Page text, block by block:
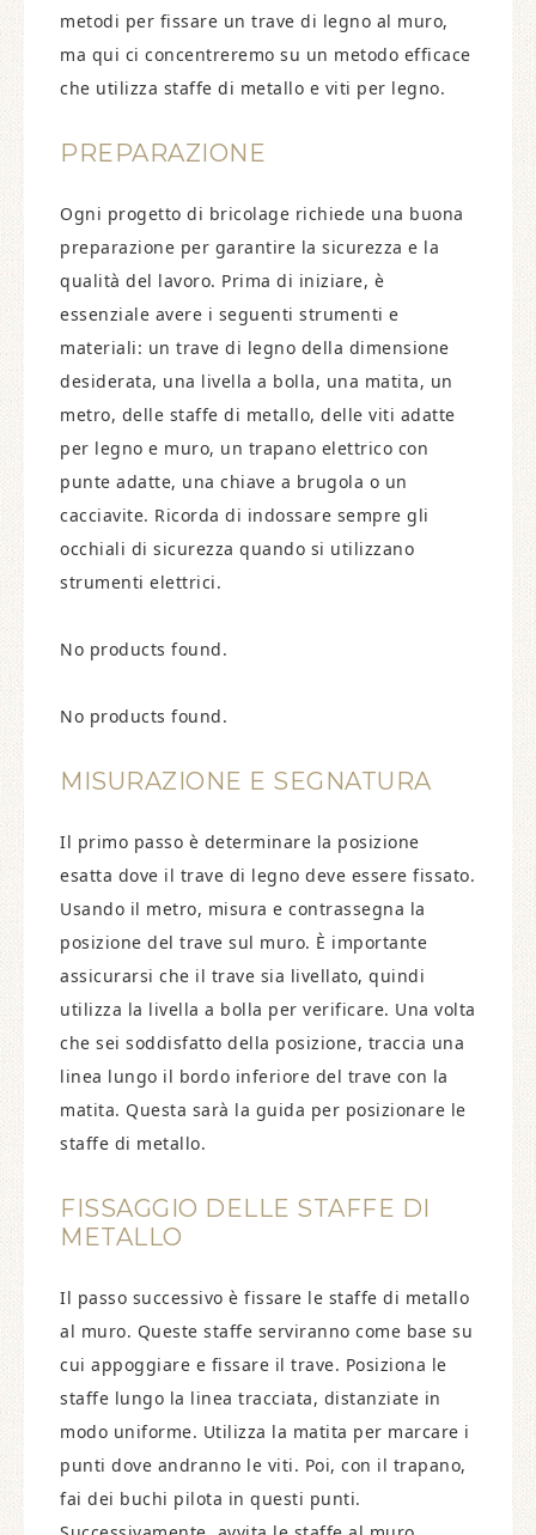
metodi per fissare un trave di legno al muro,
ma qui ci concentreremo su un metodo efficace
che utilizza staffe di metallo e viti per legno.
PREPARAZIONE
Ogni progetto di bricolage richiede una buona
preparazione per garantire la sicurezza e la
qualità del lavoro. Prima di iniziare, è
essenziale avere i seguenti strumenti e
materiali: un trave di legno della dimensione
desiderata, una livella a bolla, una matita, un
metro, delle staffe di metallo, delle viti adatte
per legno e muro, un trapano elettrico con
punte adatte, una chiave a brugola o un
cacciavite. Ricorda di indossare sempre gli
occhiali di sicurezza quando si utilizzano
strumenti elettrici.
No products found.
No products found.
MISURAZIONE E SEGNATURA
Il primo passo è determinare la posizione
esatta dove il trave di legno deve essere fissato.
Usando il metro, misura e contrassegna la
posizione del trave sul muro. È importante
assicurarsi che il trave sia livellato, quindi
utilizza la livella a bolla per verificare. Una volta
che sei soddisfatto della posizione, traccia una
linea lungo il bordo inferiore del trave con la
matita. Questa sarà la guida per posizionare le
staffe di metallo.
FISSAGGIO DELLE STAFFE DI
METALLO
Il passo successivo è fissare le staffe di metallo
al muro. Queste staffe serviranno come base su
cui appoggiare e fissare il trave. Posiziona le
staffe lungo la linea tracciata, distanziate in
modo uniforme. Utilizza la matita per marcare i
punti dove andranno le viti. Poi, con il trapano,
fai dei buchi pilota in questi punti.